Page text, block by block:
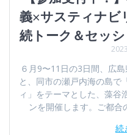
義×サスティナビ
続トーク＆セッシ
６月9〜11日の3日間、広
と、同市の瀬戸内海の島で
ィ」をテーマとした、藻谷
ンを開催します。ご都
続